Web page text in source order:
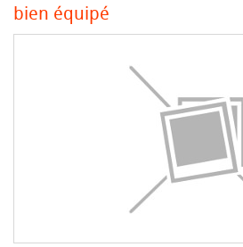
bien équipé